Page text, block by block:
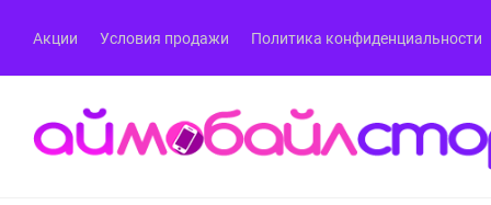
Акции Условия продажи Политика конфиденциальности